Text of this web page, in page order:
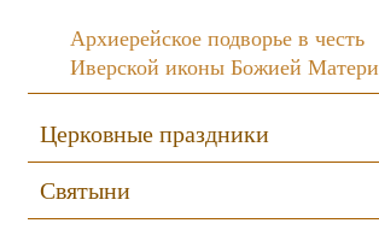
Архиерейское подворье в честь
Иверской иконы Божией Матери
Церковные праздники
Святыни